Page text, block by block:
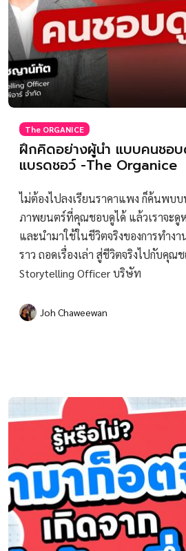
The ORGANICE
ฝึกคิดอย่างผู้นำ แบบคนชอ
แบรดชอว์ -The Organice
ไม่ต้องไปลงเรียนราคาแพง ก็ค้นพบ
ภาพยนตร์ที่คุณชอบดูได้ แล้วเราจะดู
และนำมาใช้ในชีวิตจริงของการทำงา
ราว ถอดเรื่องเล่า สู่ชีวิตจริงไปกับคุ
Storytelling Officer บริษัท
Joh Chaweewan